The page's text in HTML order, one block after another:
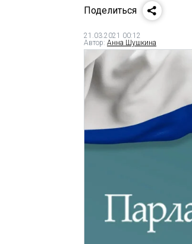
Поделиться
21.03.2021 00:12
Автор: Анна Шушкина